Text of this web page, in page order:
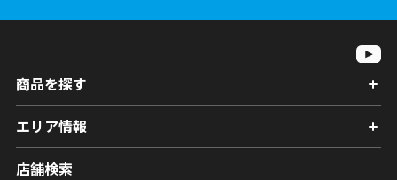
商品を探す
エリア情報
店舗検索